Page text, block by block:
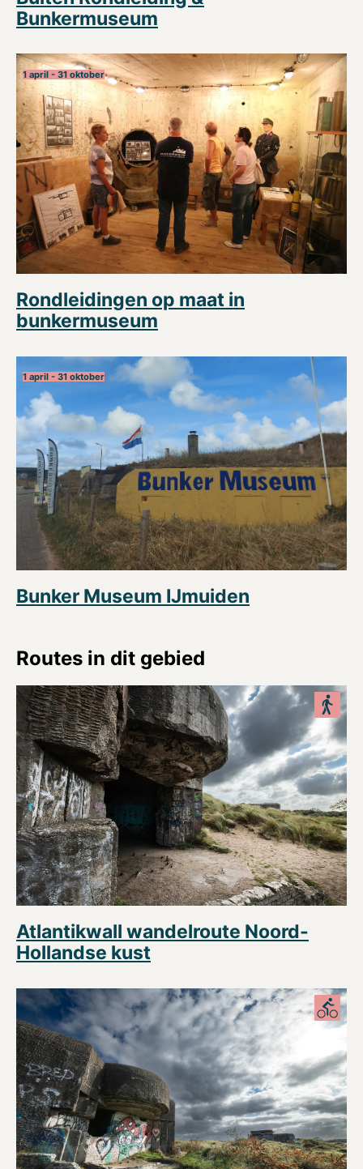
Bunkermuseum
1 april - 31 oktober
Rondleidingen op maat in
bunkermuseum
1 april - 31 oktober
Bunker Museum IJmuiden
Routes in dit gebied
Atlantikwall wandelroute Noord-
Hollandse kust